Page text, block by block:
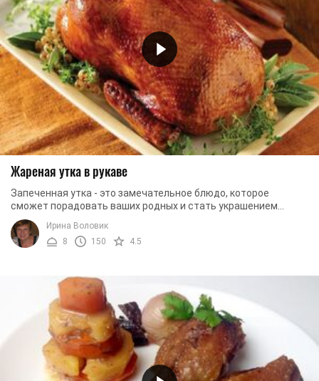
Жареная утка в рукаве
Запеченная утка - это замечательное блюдо, которое
сможет порадовать ваших родных и стать украшением
праздничного стола. Для его приготовления не ...
Ирина Воловик
8
150 4.5